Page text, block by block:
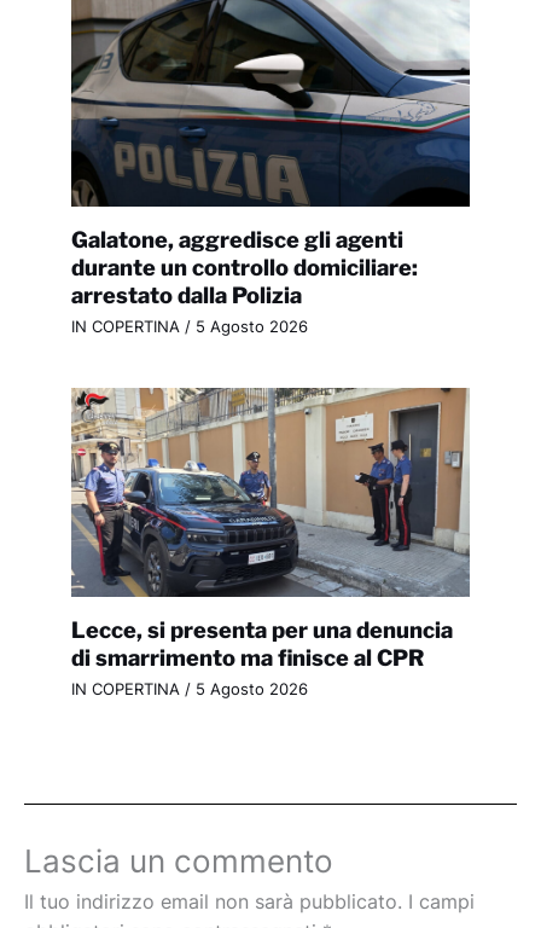
Galatone, aggredisce gli agenti
durante un controllo domiciliare:
arrestato dalla Polizia
IN COPERTINA/ 5 Agosto 2026
Lecce, si presenta per una denuncia
di smarrimento ma finisce al CPR
IN COPERTINA / 5 Agosto 2026
Lascia un commento
Il tuo indirizzo email non sarà pubblicato. I campi